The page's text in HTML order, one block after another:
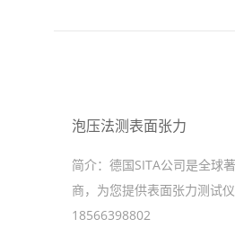
泡压法测表面张力
简介： 德国SITA公司是全球
商，为您提供表面张力测试
18566398802